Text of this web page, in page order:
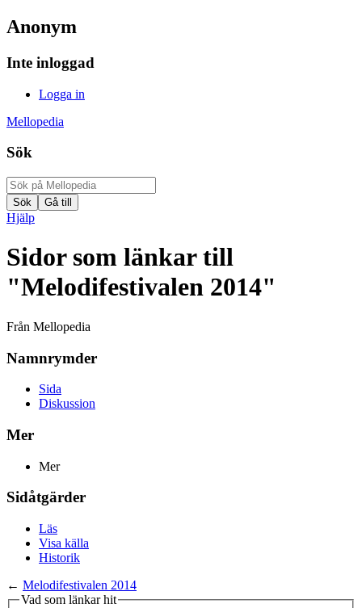
Anonym
Inte inloggad
Logga in
Mellopedia
Sök
Hjälp
Sidor som länkar till
"Melodifestivalen 2014"
Från Mellopedia
Namnrymder
Sida
Diskussion
Mer
Mer
Sidåtgärder
Läs
Visa källa
Historik
← Melodifestivalen 2014
Vad som länkar hit